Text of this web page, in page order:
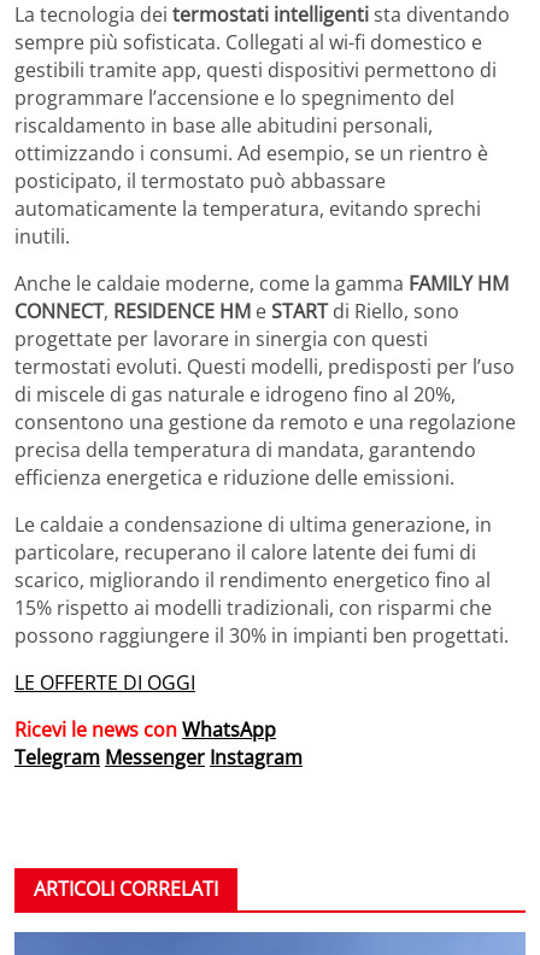
La tecnologia dei termostati intelligentista diventando
sempre più sofisticata. Collegati al wi-fi domestico e
gestibili tramite app, questi dispositivi permettono di
programmare l’accensione e lo spegnimento del
riscaldamento in base alle abitudini personali,
ottimizzando i consumi. Ad esempio, se un rientro è
posticipato, il termostato può abbassare
automaticamente la temperatura, evitando sprechi
inutili.
Anche le caldaie moderne, come la gamma FAMILY HM
CONNECT, RESIDENCE HM eSTARTdi Riello, sono
progettate per lavorare in sinergia con questi
termostati evoluti. Questi modelli, predisposti per l’uso
di miscele di gas naturale e idrogeno fino al 20%,
consentono una gestione da remoto e una regolazione
precisa della temperatura di mandata, garantendo
efficienza energetica e riduzione delle emissioni.
Le caldaie a condensazione di ultima generazione, in
particolare, recuperano il calore latente dei fumi di
scarico, migliorando il rendimento energetico fino al
15% rispetto ai modelli tradizionali, con risparmi che
possono raggiungere il 30% in impianti ben progettati.
LE OFFERTE DI OGGI
Ricevi le news conWhatsApp
Telegram Messenger Instagram
ARTICOLI CORRELATI